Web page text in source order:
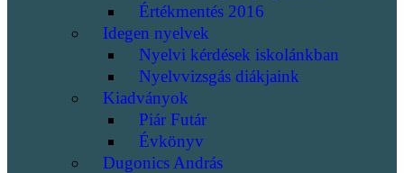
Értékmentés 2016
Idegen nyelvek
Nyelvi kérdések iskolánkban
Nyelvvizsgás diákjaink
Kiadványok
Piár Futár
Évkönyv
Dugonics András